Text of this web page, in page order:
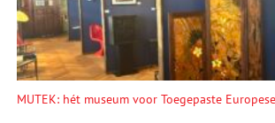
MUTEK: hét museum voor Toegepaste